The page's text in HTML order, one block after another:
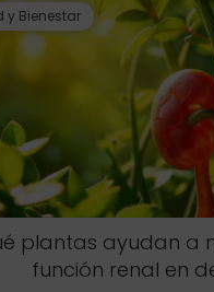
y Bienestar
plantas ayudan a
función renal en